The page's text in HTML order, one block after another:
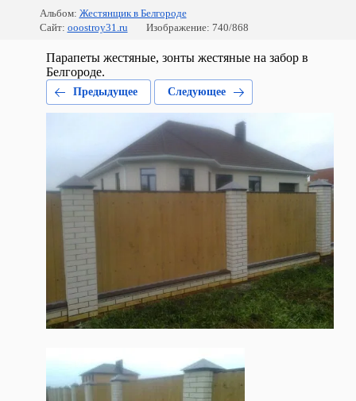
Альбом: Жестянщик в Белгороде
Сайт: ooostroy31.ru Изображение: 740/868
Парапеты жестяные, зонты жестяные на забор в
Белгороде.
Предыдущее Следующее